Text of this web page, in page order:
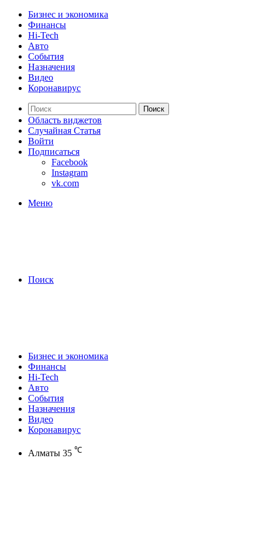
Бизнес и экономика
Финансы
Hi-Tech
Авто
События
Назначения
Видео
Коронавирус
Поиск
Область виджетов
Случайная Статья
Войти
Подписаться
Facebook
Instagram
vk.com
Меню
Поиск
Бизнес и экономика
Финансы
Hi-Tech
Авто
События
Назначения
Видео
Коронавирус
Алматы 35 ℃